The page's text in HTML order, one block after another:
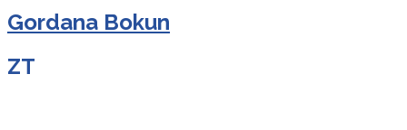
Gordana Bokun
ZT